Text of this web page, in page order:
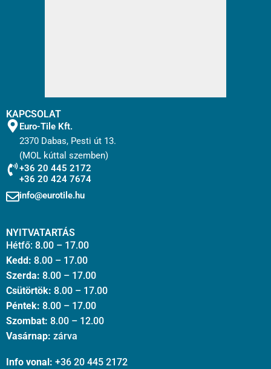
KAPCSOLAT
Euro-Tile Kft.
2370 Dabas, Pesti út 13.
(MOL kúttal szemben)
+36 20 445 2172
+36 20 424 7674
info@eurotile.hu
NYITVATARTÁS
Hétfő: 8.00 – 17.00
Kedd: 8.00 – 17.00
Szerda: 8.00 – 17.00
Csütörtök: 8.00 – 17.00
Péntek: 8.00 – 17.00
Szombat: 8.00 – 12.00
Vasárnap: zárva
Info vonal: +36 20 445 2172